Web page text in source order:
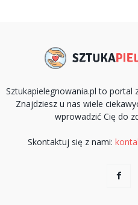
Sztukapielegnowania.pl to portal
Znajdziesz u nas wiele
wprowadzić Cię do
Skontaktuj się z nami: